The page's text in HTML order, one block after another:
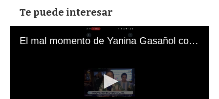
Te puede interesar
El mal momento de Yanina Gasañol con un hincha argentino en "Subrayado"